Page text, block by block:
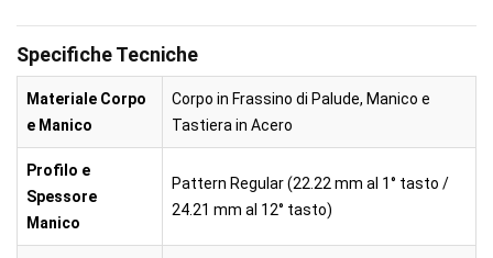
Specifiche Tecniche
Materiale Corpo
e Manico
Corpo in Frassino di Palude, Manico e
Tastiera in Acero
Profilo e
Spessore
Manico
Pattern Regular (22.22 mm al 1° tasto /
24.21 mm al 12° tasto)